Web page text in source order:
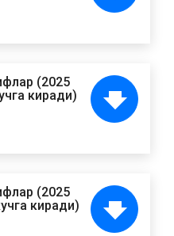
(2025
киради)
(2025
киради)